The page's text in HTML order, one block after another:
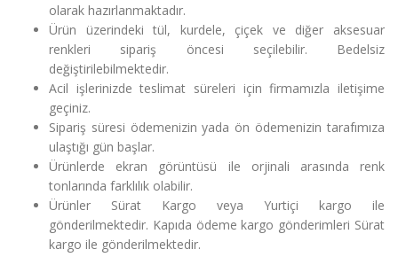
olarak hazırlanmaktadır.
Ürün üzerindeki tül, kurdele, çiçek ve diğer aksesuar
renkleri sipariş öncesi seçilebilir. Bedelsiz
değiştirilebilmektedir.
Acil işlerinizde teslimat süreleri için firmamızla iletişime
geçiniz.
Sipariş süresi ödemenizin yada ön ödemenizin tarafımıza
ulaştığı gün başlar.
Ürünlerde ekran görüntüsü ile orjinali arasında renk
tonlarında farklılık olabilir.
Ürünler Sürat Kargo veya Yurtiçi kargo ile
gönderilmektedir. Kapıda ödeme kargo gönderimleri Sürat
kargo ile gönderilmektedir.